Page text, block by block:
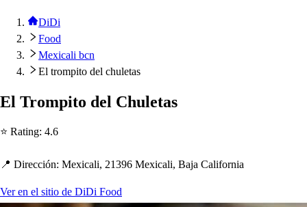
DiDi
Food
Mexicali bcn
El trompito del chuletas
El Trompito del Chuletas
⭐ Rating: 4.6
📍 Dirección: Mexicali, 21396 Mexicali, Baja California
Ver en el sitio de DiDi Food